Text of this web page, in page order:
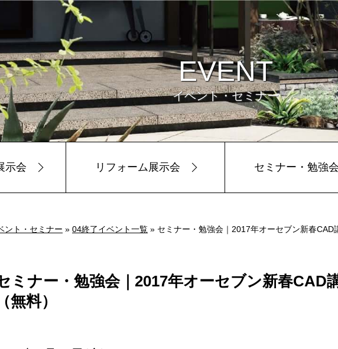
EVENT
イベント・セミナー
示会 リフォーム展示会 セミナー・勉強会
ント・セミナー » 04終了イベント一覧 » セミナー・勉強会｜2017年オーセブン新春
ミナー・勉強会｜2017年オーセブン新春
（無料）